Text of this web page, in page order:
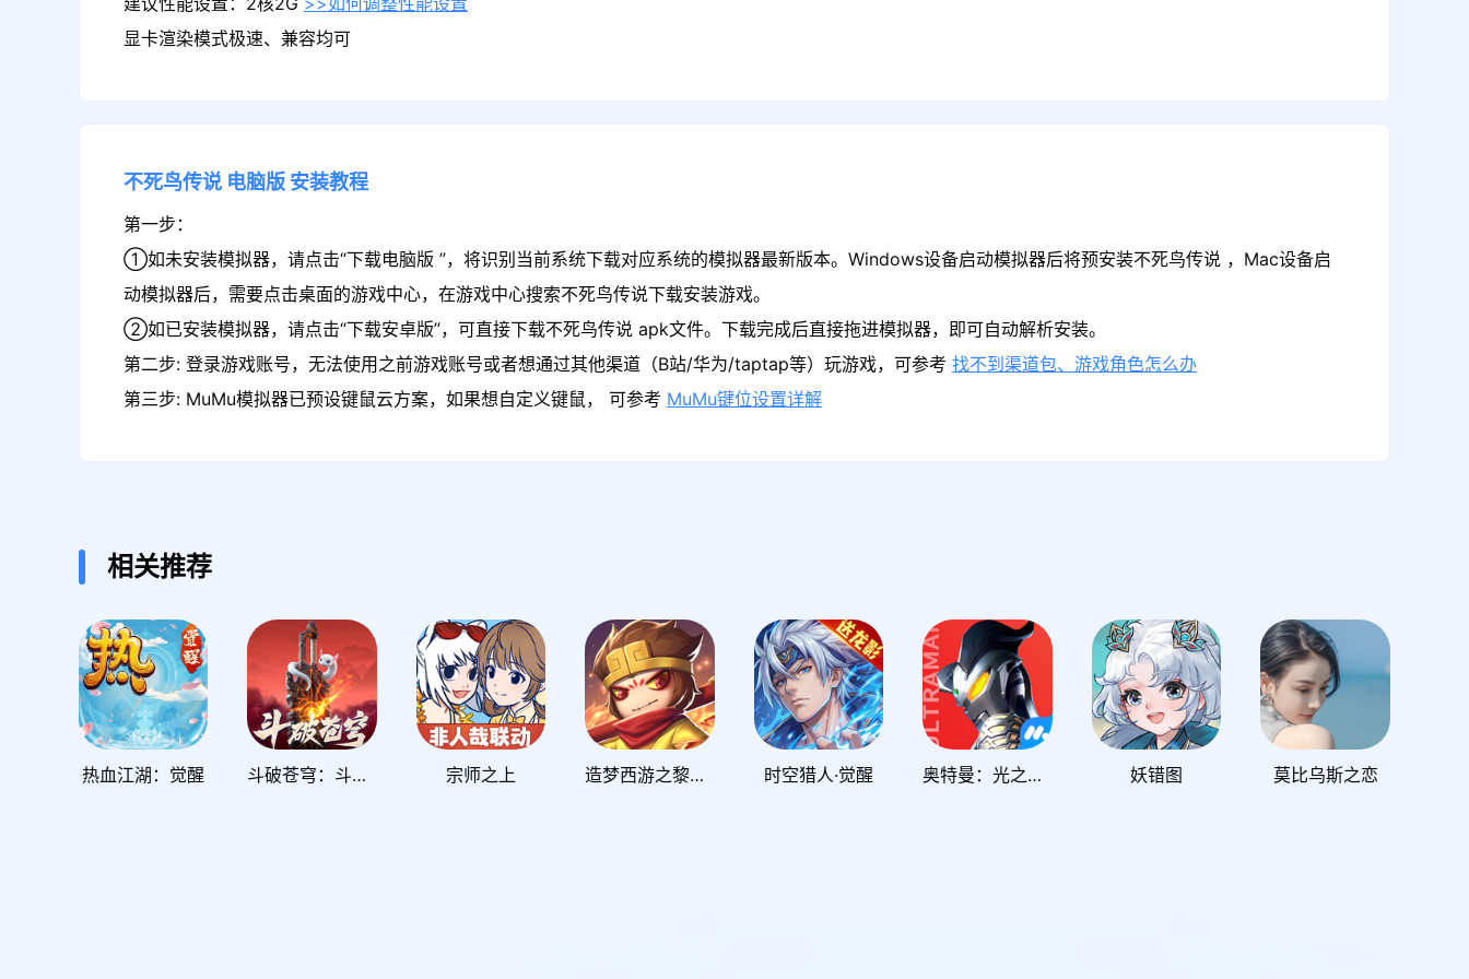
建议性能设置：2核2G >>如何调整性能设置
显卡渲染模式极速、兼容均可
不死鸟传说 电脑版 安装教程
第一步：
①如未安装模拟器，请点击“下载电脑版 ”，将识别当前系统下载对应系统的模拟器最新版本。Windows设备启动模拟器后将预安装不死鸟传说 ，Mac设备启
动模拟器后，需要点击桌面的游戏中心，在游戏中心搜索不死鸟传说下载安装游戏。
②如已安装模拟器，请点击“下载安卓版”，可直接下载不死鸟传说 apk文件。下载完成后直接拖进模拟器，即可自动解析安装。
第二步: 登录游戏账号，无法使用之前游戏账号或者想通过其他渠道（B站/华为/taptap等）玩游戏，可参考 找不到渠道包、游戏角色怎么办
第三步: MuMu模拟器已预设键鼠云方案，如果想自定义键鼠， 可参考 MuMu键位设置详解
相关推荐
热血江湖：觉醒 斗破苍穹：斗帝之路 宗师之上 造梦西游之黎尤浩劫篇 时空猎人·觉醒 奥特曼：光之战士 妖错图 莫比乌斯之恋